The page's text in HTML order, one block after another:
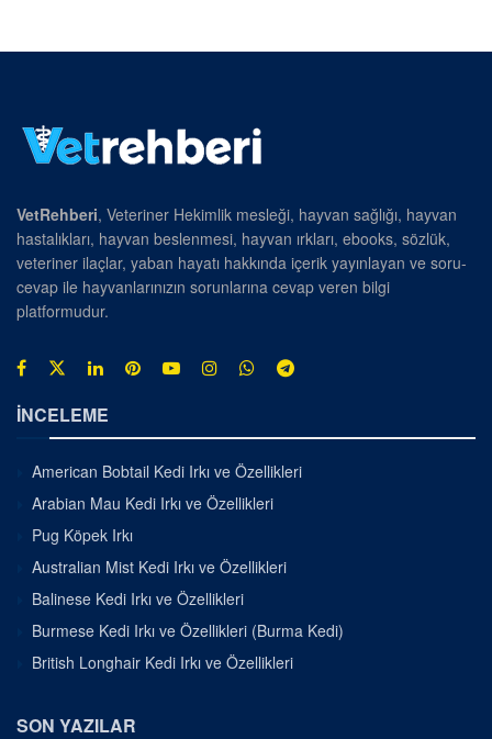
VetRehberi, Veteriner Hekimlik mesleği, hayvan sağlığı, hayvan
hastalıkları, hayvan beslenmesi, hayvan ırkları, ebooks, sözlük,
veteriner ilaçlar, yaban hayatı hakkında içerik yayınlayan ve soru-
cevap ile hayvanlarınızın sorunlarına cevap veren bilgi
platformudur.
İNCELEME
American Bobtail Kedi Irkı ve Özellikleri
Arabian Mau Kedi Irkı ve Özellikleri
Pug Köpek Irkı
Australian Mist Kedi Irkı ve Özellikleri
Balinese Kedi Irkı ve Özellikleri
Burmese Kedi Irkı ve Özellikleri (Burma Kedi)
British Longhair Kedi Irkı ve Özellikleri
SON YAZILAR